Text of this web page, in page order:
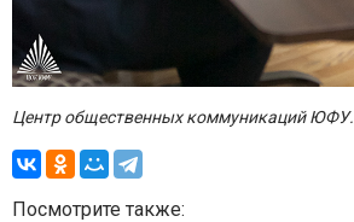
Центр общественных коммуникаций ЮФУ.
Посмотрите также: